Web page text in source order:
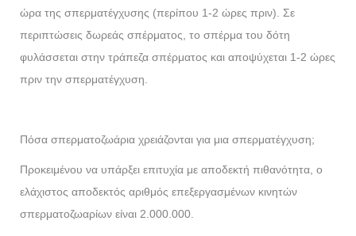
ώρα της σπερματέγχυσης (περίπου 1-2 ώρες πριν). Σε
περιπτώσεις δωρεάς σπέρματος, το σπέρμα του δότη
φυλάσσεται στην τράπεζα σπέρματος και αποψύχεται 1-2 ώρες
πριν την σπερματέγχυση.
Πόσα σπερματοζωάρια χρειάζονται για μια σπερματέγχυση;
Προκειμένου να υπάρξει επιτυχία με αποδεκτή πιθανότητα, ο
ελάχιστος αποδεκτός αριθμός επεξεργασμένων κινητών
σπερματοζωαρίων είναι 2.000.000.